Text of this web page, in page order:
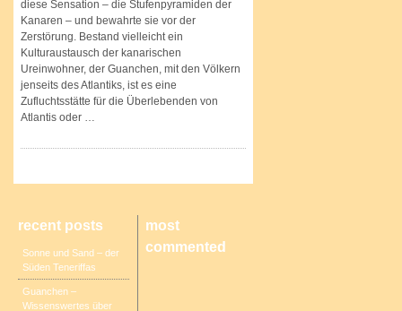
diese Sensation – die Stufenpyramiden der
Kanaren – und bewahrte sie vor der
Zerstörung. Bestand vielleicht ein
Kulturaustausch der kanarischen
Ureinwohner, der Guanchen, mit den Völkern
jenseits des Atlantiks, ist es eine
Zufluchtsstätte für die Überlebenden von
Atlantis oder …
recent posts
Sonne und Sand – der
Süden Teneriffas
Guanchen –
Wissenswertes über
most
commented